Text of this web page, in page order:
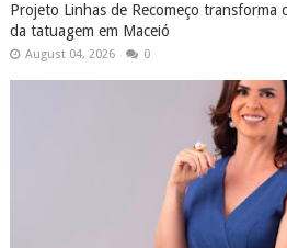
Projeto Linhas de Recomeço transforma
da tatuagem em Maceió
August 04, 2026 0